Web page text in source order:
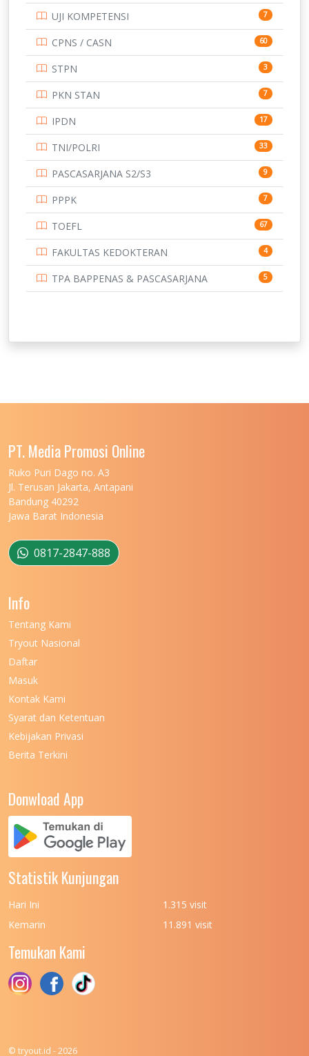
UNIVERSITAS AIRLANGGA 15
16
15
15
14
14
UNIVERSITAS CENDRAWASIH 14
15
219
11
159
UNIVERSITAS JEMBER
UNIVERSITAS MALIKUSSALEH
UNIVERSITAS MARITIM RAJA ALI HAJI
UNIVERSITAS MATARAM
UNIVERSITAS MULAWARMAN
UNIVERSITAS MUSAMUS
UNIVERSITAS NEGERI KHAIRUN
UNIVERSITAS NEGERI MANADO
UNIVERSITAS NEGERI MEDAN
UNIVERSITAS NEGERI PADANG
UNIVERSITAS NUSA CENDANA
UNIVERSITAS PADJADJARAN
UNIVERSITAS PATTIMURA
(UPN) VETERAN JAKARTA
UNIVERSITAS PEMBANGUNAN NASIONAL
(UPN) VETERAN JAWA TIMUR
UNIVERSITAS PEMBANGUNAN NASIONAL
UJI KOMPETENSI 7
CPNS / CASN 60
STPN 3
PKN STAN 7
IPDN 17
TNI/POLRI 33
PASCASARJANA S2/S3 9
PPPK 7
TOEFL 67
FAKULTAS KEDOKTERAN 4
TPA BAPPENAS & PASCASARJANA 5
PT. Media Promosi Online
Ruko Puri Dago no. A3
Jl. Terusan Jakarta, Antapani
Bandung 40292
Jawa Barat Indonesia
0817-2847-888
Info
Tentang Kami
Tryout Nasional
Daftar
Masuk
Kontak Kami
Syarat dan Ketentuan
Kebijakan Privasi
Berita Terkini
Donwload App
Statistik Kunjungan
Hari Ini
1.315 visit
Kemarin
11.891 visit
Temukan Kami
© tryout.id - 2026